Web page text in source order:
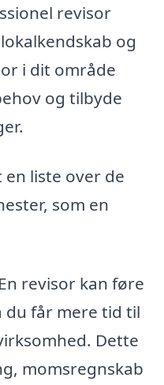
revisor
og
i dit område
og tilbyde
liste over de
som en
En revisor kan føre
du får mere tid til
Dette
momsregnskab